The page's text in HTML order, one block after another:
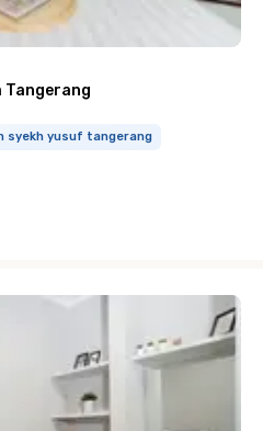
Tangerang
syekh yusuf tangerang